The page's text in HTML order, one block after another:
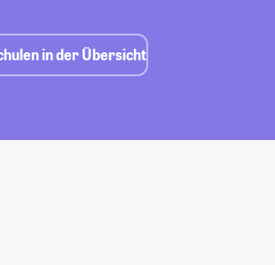
in der Übersicht